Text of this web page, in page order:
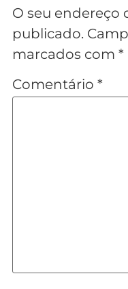
O seu endereço
publicado.
marcados com *
Comentário *